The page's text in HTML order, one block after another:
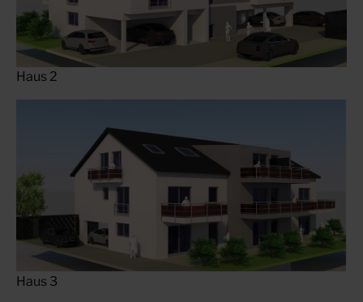
Haus 2
Haus 3